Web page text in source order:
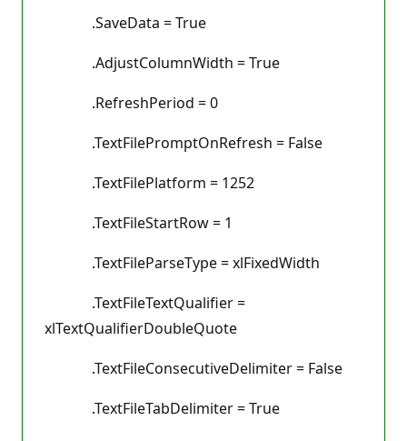
.SaveData = True
.AdjustColumnWidth = True
.RefreshPeriod = 0
.TextFilePromptOnRefresh = False
.TextFilePlatform = 1252
.TextFileStartRow = 1
.TextFileParseType = xlFixedWidth
.TextFileTextQualifier =
xlTextQualifierDoubleQuote
.TextFileConsecutiveDelimiter = False
.TextFileTabDelimiter = True